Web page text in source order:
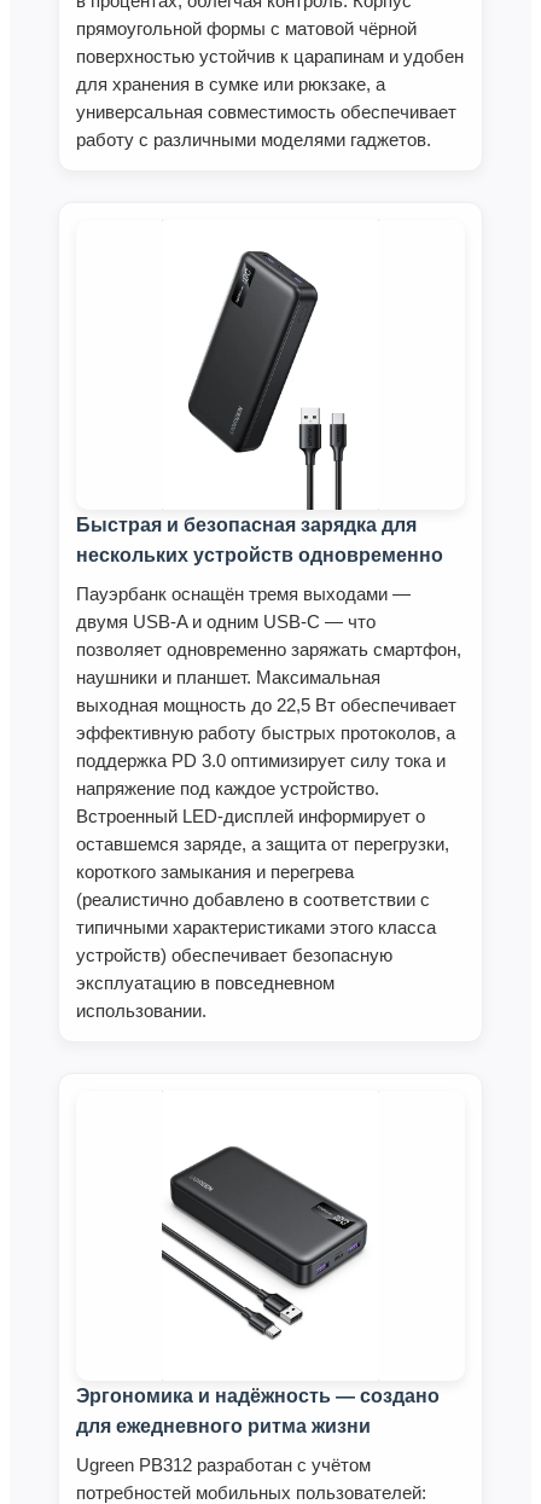
прямоугольной формы с матовой чёрной
поверхностью устойчив к царапинам и удобен
для хранения в сумке или рюкзаке, а
универсальная совместимость обеспечивает
работу с различными моделями гаджетов.
Быстрая и безопасная зарядка для
нескольких устройств одновременно
Пауэрбанк оснащён тремя выходами —
двумя USB‑A и одним USB‑C — что
позволяет одновременно заряжать смартфон,
наушники и планшет. Максимальная
выходная мощность до 22,5 Вт обеспечивает
эффективную работу быстрых протоколов, а
поддержка PD 3.0 оптимизирует силу тока и
напряжение под каждое устройство.
Встроенный LED‑дисплей информирует о
оставшемся заряде, а защита от перегрузки,
короткого замыкания и перегрева
(реалистично добавлено в соответствии с
типичными характеристиками этого класса
устройств) обеспечивает безопасную
эксплуатацию в повседневном
использовании.
Эргономика и надёжность — создано
для ежедневного ритма жизни
Ugreen PB312 разработан с учётом
потребностей мобильных пользователей: